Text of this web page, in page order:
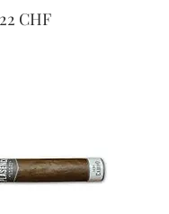
22 CHF